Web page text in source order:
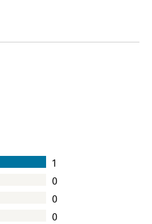
van kaft tot kaft over
zien.
1
0
0
0